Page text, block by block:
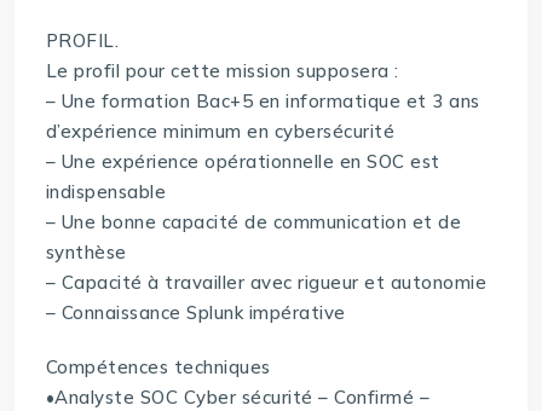
PROFIL.
Le profil pour cette mission supposera :
– Une formation Bac+5 en informatique et 3 ans
d’expérience minimum en cybersécurité
– Une expérience opérationnelle en SOC est
indispensable
– Une bonne capacité de communication et de
synthèse
– Capacité à travailler avec rigueur et autonomie
– Connaissance Splunk impérative
Compétences techniques
•Analyste SOC Cyber sécurité – Confirmé –